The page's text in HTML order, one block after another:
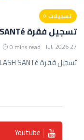
تسجيلات
تسجيل فقرة FLASH SANTé مع أمان عيسى
27 Jul, 2026
0 mins read
تسجيل فقرة FLASH SANTé مع أمان عيسى
Youtube